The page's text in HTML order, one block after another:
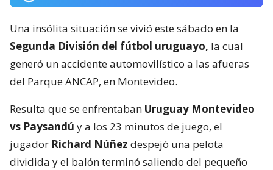
Una insólita situación se vivió este sábado en la
Segunda División del fútbol uruguayo, la cual
generó un accidente automovilístico a las afueras
del Parque ANCAP, en Montevideo.
Resulta que se enfrentaban Uruguay Montevideo
vs Paysandú y a los 23 minutos de juego, el
jugador Richard Núñez despejó una pelota
dividida y el balón terminó saliendo del pequeño